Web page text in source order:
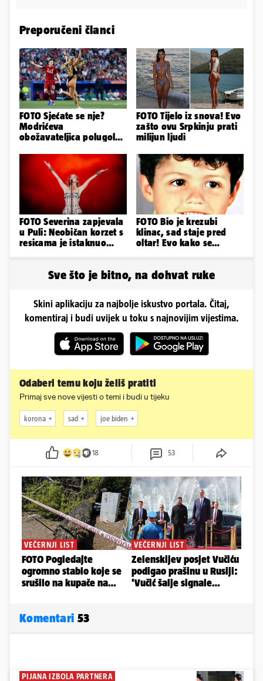
Preporučeni članci
FOTO Sjećate se nje?
Modrićeva
obožavateljica polugola
što radi danas
FOTO Tijelo iz snova! Evo
zašto ovu Srpkinju prati
milijun ljudi
FOTO Severina zapjevala
u Puli: Neobičan korzet s
resicama je istaknuo
FOTO Bio je krezubi
klinac, sad staje pred
oltar! Evo kako se
Sve što je bitno, na dohvat ruke
Skini aplikaciju za najbolje iskustvo portala. Čitaj,
komentiraj i budi uvijek u toku s najnovijim vijestima.
Odaberi temu koju želiš pratiti
Primaj sve nove vijesti o temi i budi u tijeku
korona sad joe biden
18 53
Komentari 53
PIJANA IZBOLA PARTNERA